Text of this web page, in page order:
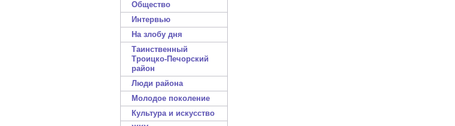
Общество
Интервью
На злобу дня
Таинственный
Троицко-Печорский
район
Люди района
Молодое поколение
Культура и искусство